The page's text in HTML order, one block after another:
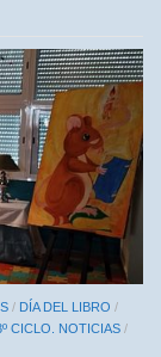
/ DÍA DEL LIBRO /
CICLO. NOTICIAS /